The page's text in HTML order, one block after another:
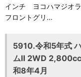
インチ ヨコハマジオラ
フロントグリ…
5910.令和5年式
ムⅡ 2WD 2,800cc
和8年4月